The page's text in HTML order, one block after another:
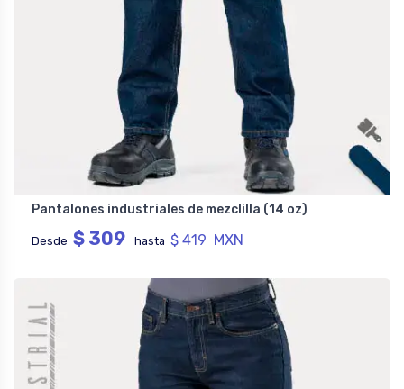
Pantalones industriales de mezclilla (14 oz)
Desde $ 309 hasta $ 419 MXN